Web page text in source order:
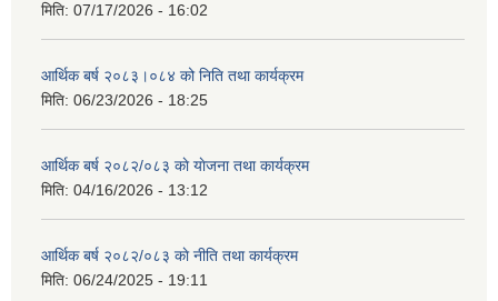
मिति: 07/17/2026 - 16:02
आर्थिक बर्ष २०८३।०८४ को निति तथा कार्यक्रम
मिति: 06/23/2026 - 18:25
आर्थिक बर्ष २०८२/०८३ काे याेजना तथा कार्यक्रम
मिति: 04/16/2026 - 13:12
आर्थिक बर्ष २०८२/०८३ काे नीति तथा कार्यक्रम
मिति: 06/24/2025 - 19:11